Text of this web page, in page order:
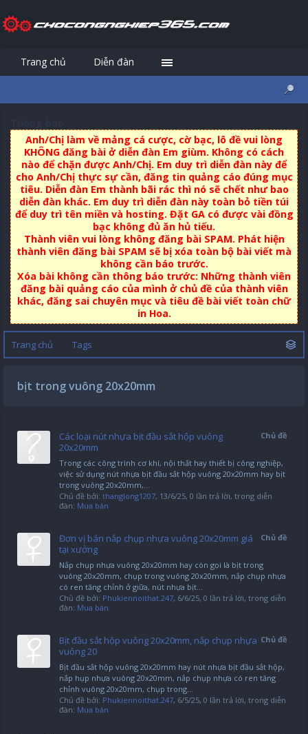
Anh/Chị làm về mảng cá cược, cờ bạc, lô đề vui lòng
KHÔNG đăng bài ở diễn đàn Em giùm. Không có cách
nào để chặn được Anh/Chị. Em duy trì diễn đàn này để
cho Anh/Chị thực sự cần, đăng tin quảng cáo đúng mục
tiêu. Diễn đàn Em thành bãi rác thì nó sẽ chết như bao
diễn đàn khác. Em duy trì diễn đàn này toàn bỏ tiền túi
để duy trì tên miền và hosting. Đặt GA có được vài đồng
bạc không đủ ăn hủ tiếu.
Thành viên vui lòng không đăng bài SPAM. Phát hiện
thành viên đăng bài SPAM sẽ bị xóa toàn bộ bài viết mà
không cần báo trước.
Xóa bài không cần thông báo trước: Những thành viên
đăng bài quảng cáo của mình ở chủ đề của thành viên
khác, đăng sai chuyên mục và tiêu đề bài viết toàn chữ
in Hoa.
Trang chủ Tags
bịt trong vuông 20x20mm
Chủ đề
Các loại nút nhựa bịt đầu sắt hộp vuông
20x20mm
Trong các công trình cơ khí, nội thất hay thiết bị công nghiệp,
việc sử dụng nút nhựa bịt đầu sắt hộp vuông 20x20mm hay bịt
trong vuông 20x20mm,...
Chủ đề bởi: thanglong1207, 13/6/25, 0 lần trả lời, trong diễn
đàn: Mua bán
Chủ đề
Đơn vị bán nắp chụp nhựa vuông 20x20mm giá
tại xưởng
Nắp chụp nhựa vuông 20x20mm hay còn gọi là bịt trong
vuông 20x20mm, chụp trong vuông 20x20mm, nắp chụp nhựa
có ren tăng chỉnh ở giữa, nút nhựa bịt...
Chủ đề bởi: Phukiennoithat.247, 6/6/25, 0 lần trả lời, trong diễn
đàn: Mua bán
Chủ đề
Bịt đầu sắt hộp vuông 20x20mm, nắp chụp nhựa
vuông 20
Bịt đầu sắt hộp vuông 20x20mm hay nút nhựa bịt đầu sắt hộp,
nắp hụp nhựa vuông 20x20mm, nắp chụp nhựa có ren tăng
chỉnh vuông 20x20mm, chụp trong...
Chủ đề bởi: Phukiennoithat.247, 6/5/25, 0 lần trả lời, trong diễn
đàn: Mua bán
Trang chủ Diễn đàn
Đăng ký